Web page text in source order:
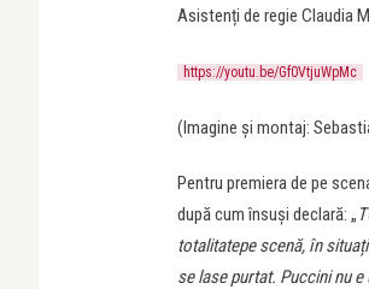
Asistenți de regie Claudia
https://youtu.be/Gf0VtjuWpMc
(Imagine și montaj:
Pentru premiera de pe
după cum însuși declară: „
totalitatepe scenă, în
se lase purtat. Puccini nu